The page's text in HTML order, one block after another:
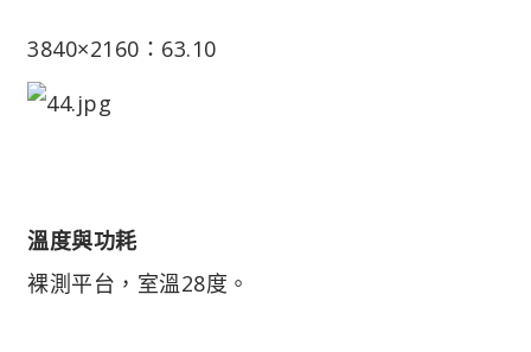
3840×2160：63.10
溫度與功耗
裸測平台，室溫28度。